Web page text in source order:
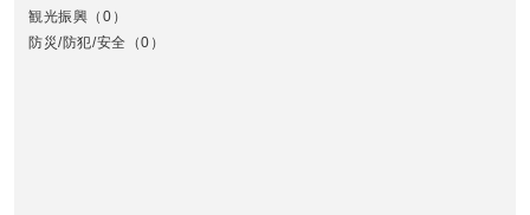
観光振興 （0）
防災/防犯/安全
（0）